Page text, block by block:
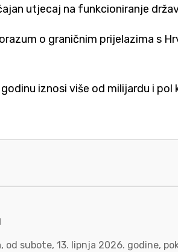
utjecaj na funkcioniranje
o graničnim prijelazima s
iznosi više od milijardu i
subote, 13. lipnja 2026. godine,